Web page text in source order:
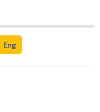
Eng